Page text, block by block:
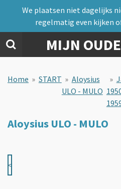
naar
de
hoofdinhoud
MIJN
We plaatsen niet dagelijks
regelmatig even kijken
Home » START » Aloysius
ULO - MULO
»
Aloysius ULO - MULO
<